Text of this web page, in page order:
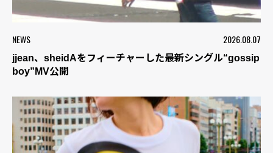
NEWS 2026.08.07
jjean、sheidAをフィーチャーした最新シングル“gossip
boy”MV公開